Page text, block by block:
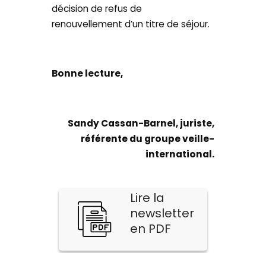
décision de refus de
renouvellement d’un titre de séjour.
Bonne lecture,
Sandy Cassan-Barnel, juriste,
référente du groupe veille-
international.
Lire la
newsletter
en PDF